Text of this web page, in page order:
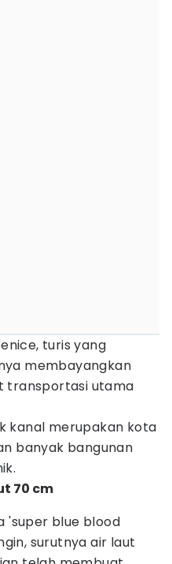
turis yang
membayangkan
transportasi utama
kanal merupakan kota
banyak bangunan
70 cm
'super blue blood
surutnya air laut